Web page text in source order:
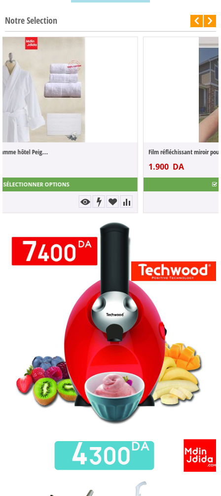
Notre Selection
-50%
Film réfléchissant miroir pour fenêtre et...